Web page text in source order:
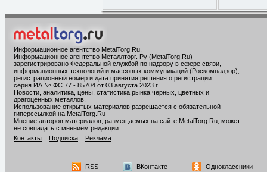
Информационное агентство MetalTorg.Ru
Информационное агентство Металлторг. Ру (MetalTorg.Ru)
зарегистрировано Федеральной службой по надзору в сфере связи,
информационных технологий и массовых коммуникаций (Роскомнадзор),
регистрационный номер и дата принятия решения о регистрации:
серия ИА № ФС 77 - 85704 от 03 августа 2023 г.
Новости, аналитика, цены, статистика рынка черных, цветных и
драгоценных металлов.
Использование открытых материалов разрешается с обязательной
гиперссылкой на MetalTorg.Ru
Мнение авторов материалов, размещаемых на сайте MetalTorg.Ru, может
не совпадать с мнением редакции.
Контакты
Подписка Реклама
RSS ВКонтакте Одноклассники